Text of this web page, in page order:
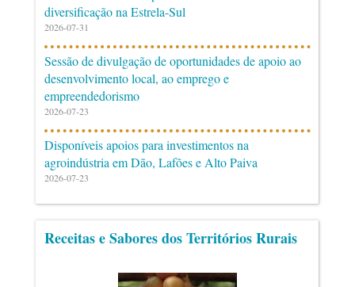
diversificação na Estrela-Sul
2026-07-31
Sessão de divulgação de oportunidades de apoio ao
desenvolvimento local, ao emprego e
empreendedorismo
2026-07-23
Disponíveis apoios para investimentos na
agroindústria em Dão, Lafões e Alto Paiva
2026-07-23
Receitas e Sabores dos Territórios Rurais